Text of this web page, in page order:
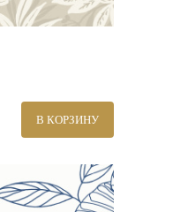
В КОРЗИНУ